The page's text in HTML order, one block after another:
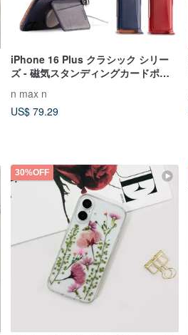
iPhone 16 Plus クラシック シリー
ズ - 磁気スタンディングカードポケ
お選びいただけます
n max n
US$ 79.29
30%OFF